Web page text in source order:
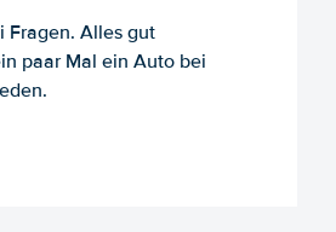
Fragen. Alles gut
paar Mal ein Auto bei